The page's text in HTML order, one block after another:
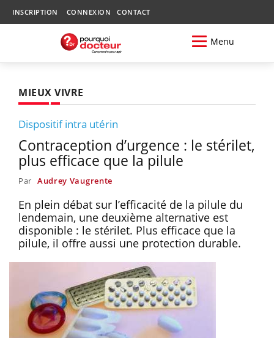
INSCRIPTION CONNEXION CONTACT
Menu
MIEUX VIVRE
Dispositif intra utérin
Contraception d’urgence : le stérilet,
plus efficace que la pilule
Par Audrey Vaugrente
En plein débat sur l’efficacité de la pilule du
lendemain, une deuxième alternative est
disponible : le stérilet. Plus efficace que la
pilule, il offre aussi une protection durable.